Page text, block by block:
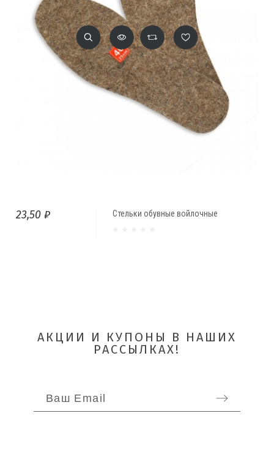
Стельки обувные войлочные
23,50 ₽
АКЦИИ И КУПОНЫ В НАШИХ
РАССЫЛКАХ!